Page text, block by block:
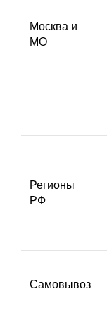
Москва и
МО
Регионы
РФ
Самовывоз